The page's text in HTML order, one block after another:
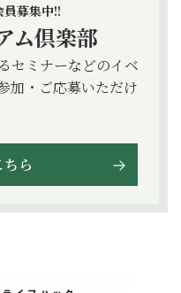
員募集中!!
ム倶楽部
セミナーなどのイベ
加・ご応募いただけ
ら